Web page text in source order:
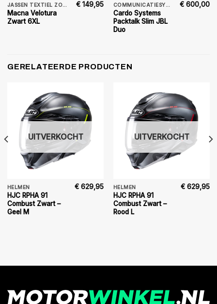
JASSEN TEXTIEL ZOMER
Macna Velotura
Zwart 6XL
€ 149,95 COMMUNICATIESYSTEMEN
Cardo Systems
Packtalk Slim JBL
Duo
€ 600,00
GERELATEERDE PRODUCTEN
UITVERKOCHT
HELMEN
HJC RPHA 91
Combust Zwart –
Geel M
€ 629,95
UITVERKOCHT
HELMEN
HJC RPHA 91
Combust Zwart –
Rood L
€ 629,95